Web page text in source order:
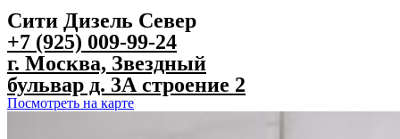
Сити Дизель Север
+7 (925) 009-99-24
г. Москва, Звездный
бульвар д. 3А строение 2
Посмотреть на карте